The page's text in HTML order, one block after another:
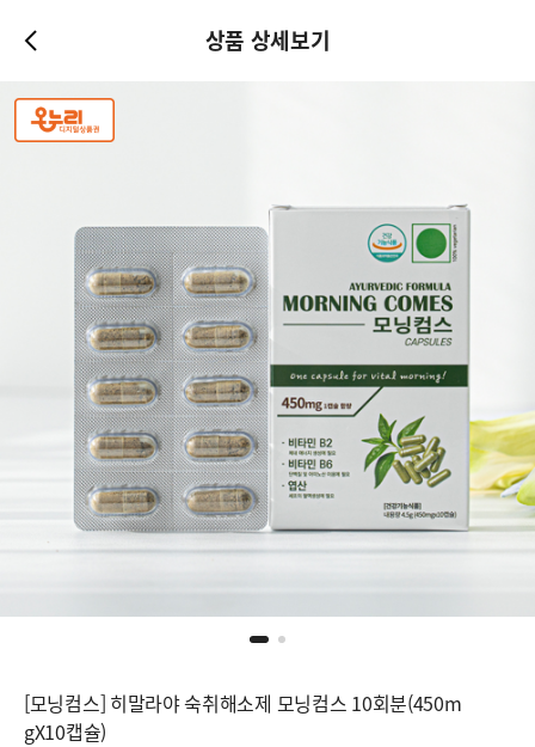
상품 상세보기
[모닝컴스] 히말라야 숙취해소제 모닝컴스 10회분(450m
gX10캡슐)